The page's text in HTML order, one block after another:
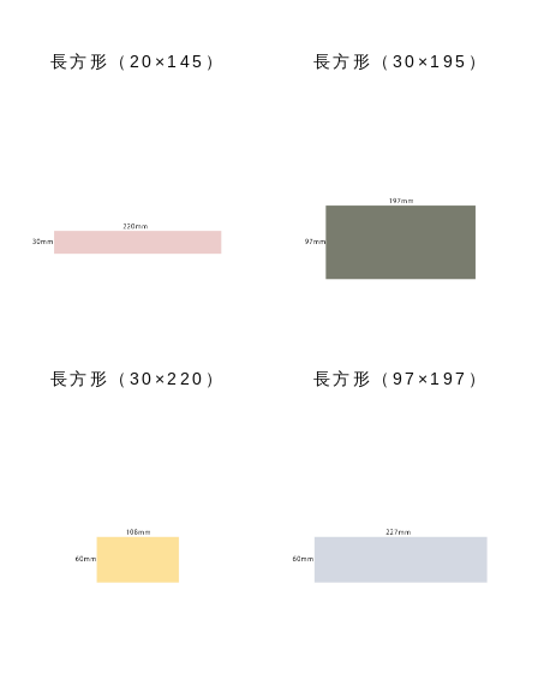
長方形（20×145） 長方形（30×195）
長方形（30×220） 長方形（97×197）